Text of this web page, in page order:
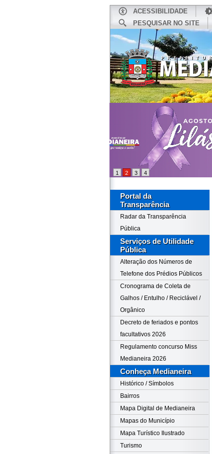
ACESSIBILIDADE
PESQUISAR NO SITE
1 2 3 4
Portal da
Transparência
Radar da Transparência
Pública
Serviços de Utilidade
Pública
Alteração dos Números de
Telefone dos Prédios Públicos
Cronograma de Coleta de
Galhos / Entulho / Reciclável /
Orgânico
Decreto de feriados e pontos
facultativos 2026
Regulamento concurso Miss
Medianeira 2026
Conheça Medianeira
Histórico / Símbolos
Bairros
Mapa Digital de Medianeira
Mapas do Município
Mapa Turístico Ilustrado
Turismo